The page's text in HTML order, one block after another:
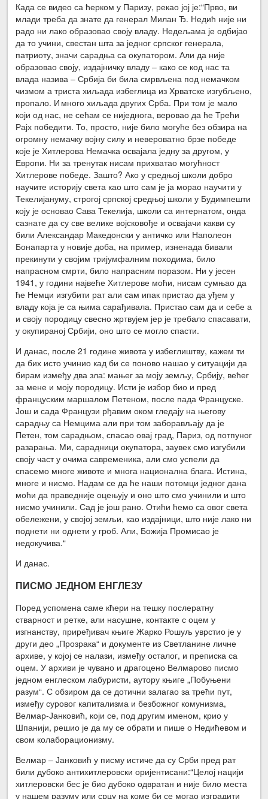
Када се видео са ћерком у Паризу, рекао јој је:“Прво, ви
млади треба да знате да генерал Милан Ђ. Недић није ни
радо ни лако образовао своју владу. Недељама је одбијао
да то учини, свестан шта за једног српског генерала,
патриоту, значи сарадња са окупатором. Али да није
образовао своју, издајничку владу – како се код нас та
влада назива – Србија би била смрвљена под немачком
чизмом а триста хиљада избеглица из Хрватске изгубљено,
пропало. И много хиљада других Срба. При том је мало
који од нас, не сећам се ниједнога, веровао да ће Трећи
Рајх победити. То, просто, није било могуће без обзира на
огромну немачку војну силу и невероватно брзе победе
које је Хитлерова Немачка освајала једну за другом, у
Европи. Ни за тренутак нисам прихватао могућност
Хитлерове победе. Зашто? Ако у средњој школи добро
научите историју света као што сам је ја морао научити у
Текелијануму, строгој српској средњој школи у Будимпешти
коју је основао Сава Текелија, школи са интернатом, онда
сазнате да су све велике војсковође и освајачи какви су
били Александар Македонски у античко или Наполеон
Бонапарта у новије доба, на пример, изненада бивали
прекинути у својим тријумфалним походима, било
напрасном смрти, било напрасним поразом. Ни у јесен
1941, у години највеће Хитлерове моћи, нисам сумњао да
ће Немци изгубити рат али сам ипак пристао да уђем у
владу која је са њима сарађивала. Пристао сам да и себе а
и своју породицу свесно жртвујем јер је требало спасавати,
у окупираној Србији, оно што се могло спасти.
И данас, после 21 године живота у избеглиштву, кажем ти
да бих исто учинио кад би се поново нашао у ситуацији да
бирам између два зла: мањег за моју земљу, Србију, већег
за мене и моју породицу. Исти је избор био и пред
француским маршалом Петеном, после пада Француске.
Још и сада Французи рђавим оком гледају на његову
сарадњу са Немцима али при том заборављају да је
Петен, том сарадњом, спасао овај град, Париз, од потпуног
разарања. Ми, сарадници окупатора, заувек смо изгубили
своју част у очима савременика, али смо успели да
спасемо многе животе и многа национална блага. Истина,
многе и нисмо. Надам се да ће наши потомци једног дана
моћи да праведније оцењују и оно што смо учинили и што
нисмо учинили. Сад је још рано. Отићи ћемо са овог света
обележени, у својој земљи, као издајници, што није лако ни
поднети ни однети у гроб. Али, Божија Промисао је
недокучива.“
И данас.
ПИСМО ЈЕДНОМ ЕНГЛЕЗУ
Поред успомена саме кћери на тешку послератну
стварност и ретке, али насушне, контакте с оцем у
изгнанству, приређивач књиге Жарко Рошуљ уврстио је у
други део „Прозрака“ и документе из Светланине личне
архиве, у којој се налази, између осталог, и преписка са
оцем. У архиви је чувано и драгоцено Велмарово писмо
једном енглеском лабуристи, аутору књиге „Побуњени
разум“. С обзиром да се дотични залагао за трећи пут,
између суровог капитализма и безбожног комунизма,
Велмар-Јанковић, који се, под другим именом, крио у
Шпанији, решио је да му се обрати и пише о Недићевом и
свом колаборационизму.
Велмар – Јанковић у писму истиче да су Срби пред рат
били дубоко антихитлеровски оријентисани:“Целој нацији
хитлеровски бес је био дубоко одвратан и није било места
у нашем разуму или срцу на коме би се могао изградити